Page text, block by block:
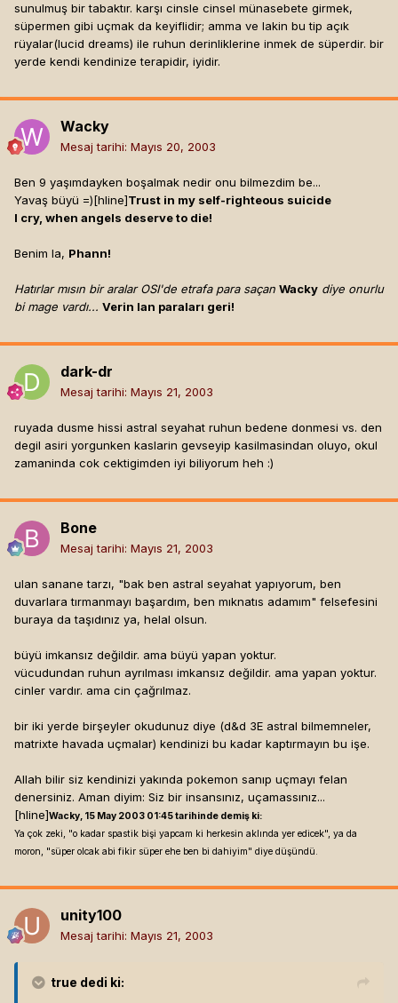
sunulmuş bir tabaktır. karşı cinsle cinsel münasebete girmek,
süpermen gibi uçmak da keyiflidir; amma ve lakin bu tip açık
rüyalar(lucid dreams) ile ruhun derinliklerine inmek de süperdir. bir
yerde kendi kendinize terapidir, iyidir.
Wacky
Mesaj tarihi: Mayıs 20, 2003
Ben 9 yaşımdayken boşalmak nedir onu bilmezdim be...
Yavaş büyü =)[hline]Trust in my self-righteous suicide
I cry, when angels deserve to die!
Benim la, Phann!
Hatırlar mısın bir aralar OSI'de etrafa para saçan Wacky diye onurlu
bi mage vardı... Verin lan paraları geri!
dark-dr
Mesaj tarihi: Mayıs 21, 2003
ruyada dusme hissi astral seyahat ruhun bedene donmesi vs. den
degil asiri yorgunken kaslarin gevseyip kasilmasindan oluyo, okul
zamaninda cok cektigimden iyi biliyorum heh :)
Bone
Mesaj tarihi: Mayıs 21, 2003
ulan sanane tarzı, "bak ben astral seyahat yapıyorum, ben
duvarlara tırmanmayı başardım, ben mıknatıs adamım" felsefesini
buraya da taşıdınız ya, helal olsun.
büyü imkansız değildir. ama büyü yapan yoktur.
vücudundan ruhun ayrılması imkansız değildir. ama yapan yoktur.
cinler vardır. ama cin çağrılmaz.
bir iki yerde birşeyler okudunuz diye (d&d 3E astral bilmemneler,
matrixte havada uçmalar) kendinizi bu kadar kaptırmayın bu işe.
Allah bilir siz kendinizi yakında pokemon sanıp uçmayı felan
denersiniz. Aman diyim: Siz bir insansınız, uçamassınız...
[hline]Wacky, 15 May 2003 01:45 tarihinde demiş ki:
Ya çok zeki, "o kadar spastik bişi yapcam ki herkesin aklında yer edicek", ya da
moron, "süper olcak abi fikir süper ehe ben bi dahiyim" diye düşündü.
unity100
Mesaj tarihi: Mayıs 21, 2003
true dedi ki: